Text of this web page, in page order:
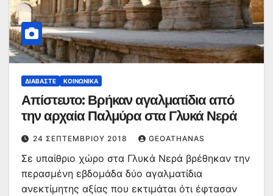
ΔΙΑΒΆΣΤΕ ΚΟΙΝΩΝΙΚΆ
Απίστευτο: Βρήκαν αγαλματίδια από
την αρχαία Παλμύρα στα Γλυκά Νερά
24 ΣΕΠΤΕΜΒΡΊΟΥ 2018 GEOATHANAS
Σε υπαίθριο χώρο στα Γλυκά Νερά βρέθηκαν την
περασμένη εβδομάδα δύο αγαλματίδια
ανεκτίμητης αξίας που εκτιμάται ότι έφτασαν